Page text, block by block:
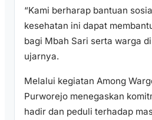
“Kami berharap bantuan
kesehatan ini dapat
bagi Mbah Sari serta warga
ujarnya.
Melalui kegiatan Among
Purworejo menegaskan
hadir dan peduli terhadap